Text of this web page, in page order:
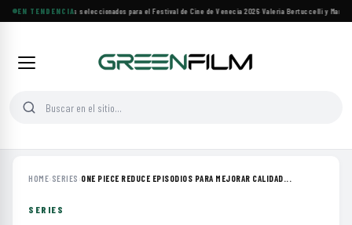
EN TENDENCIA
Siete filmes árabes seleccionados para el Festival de Cine de Venecia 2026·Valeria Bertuccelli y Martín
HOME› SERIES ›ONE PIECE REDUCE EPISODIOS PARA MEJORAR CALIDAD...
SERIES